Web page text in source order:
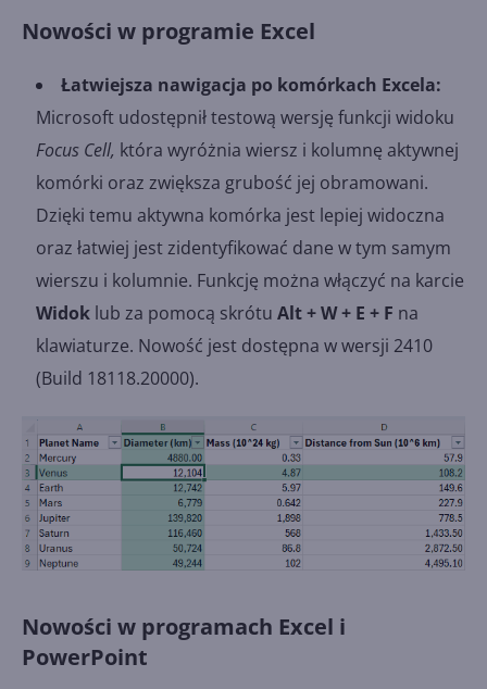
Nowości w programie Excel
Łatwiejsza nawigacja po komórkach Excela:
Microsoft udostępnił testową wersję funkcji widoku
Focus Cell, która wyróżnia wiersz i kolumnę aktywnej
komórki oraz zwiększa grubość jej obramowani.
Dzięki temu aktywna komórka jest lepiej widoczna
oraz łatwiej jest zidentyfikować dane w tym samym
wierszu i kolumnie. Funkcję można włączyć na karcie
Widok lub za pomocą skrótu Alt + W + E + F na
klawiaturze. Nowość jest dostępna w wersji 2410
(Build 18118.20000).
Nowości w programach Excel i
PowerPoint